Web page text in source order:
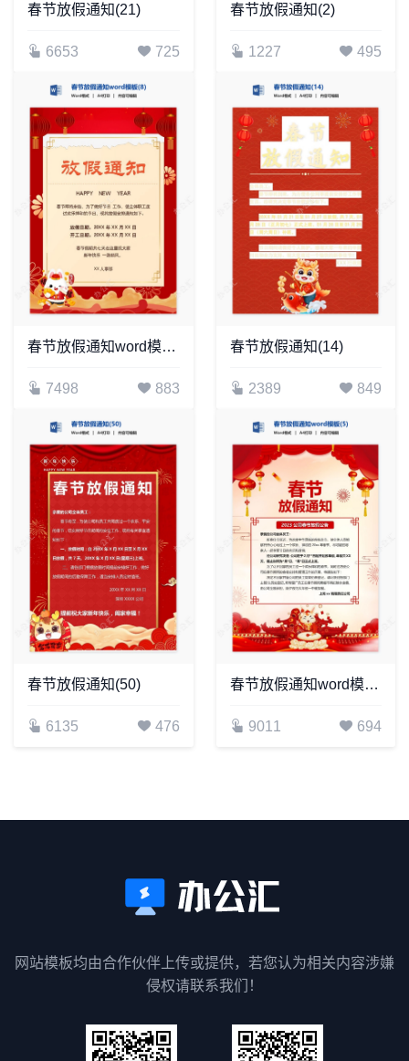
春节放假通知(21)
6653 725
春节放假通知(2)
1227 495
春节放假通知word模板(8)
7498 883
春节放假通知(14)
2389 849
春节放假通知(50)
6135 476
春节放假通知word模板(5)
9011 694
网站模板均由合作伙伴上传或提供，若您认为相关内容涉嫌
侵权请联系我们！